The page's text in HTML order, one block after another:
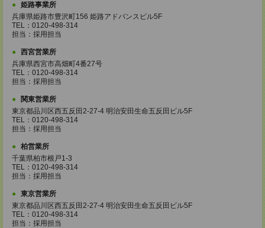
姫路事業所
兵庫県姫路市豊沢町156 姫路アドバンスビル5F
TEL：0120-498-314
担当：採用担当
西宮営業所
兵庫県西宮市高畑町4番27号
TEL：0120-498-314
担当：採用担当
関東営業所
東京都品川区西五反田2-27-4 明治安田生命五反田ビル5F
TEL：0120-498-314
担当：採用担当
柏営業所
千葉県柏市根戸1-3
TEL：0120-498-314
担当：採用担当
東京営業所
東京都品川区西五反田2-27-4 明治安田生命五反田ビル5F
TEL：0120-498-314
担当：採用担当